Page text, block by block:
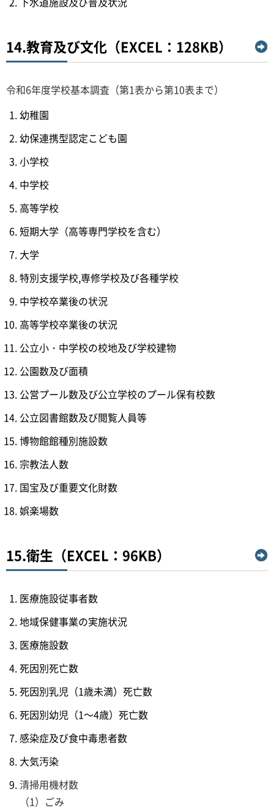
14.教育及び文化（EXCEL：128KB）
令和6年度学校基本調査（第1表から第10表まで）
幼稚園
幼保連携型認定こども園
小学校
中学校
高等学校
短期大学（高等専門学校を含む）
大学
特別支援学校,専修学校及び各種学校
中学校卒業後の状況
高等学校卒業後の状況
公立小・中学校の校地及び学校建物
公園数及び面積
公営プール数及び公立学校のプール保有校数
公立図書館数及び閲覧人員等
博物館館種別施設数
宗教法人数
国宝及び重要文化財数
娯楽場数
15.衛生（EXCEL：96KB）
医療施設従事者数
地域保健事業の実施状況
医療施設数
死因別死亡数
死因別乳児（1歳未満）死亡数
死因別幼児（1～4歳）死亡数
感染症及び食中毒患者数
大気汚染
清掃用機材数
（1）ごみ